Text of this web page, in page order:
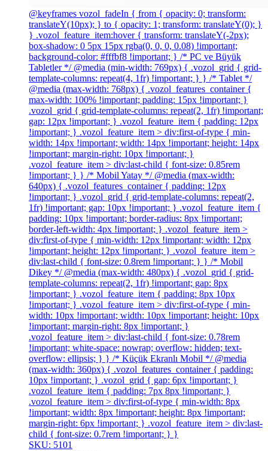
@keyframes vozol_fadeIn { from { opacity: 0; transform:
translateY(10px); } to { opacity: 1; transform: translateY(0); }
} .vozol_feature_item:hover { transform: translateY(-2px);
box-shadow: 0 5px 15px rgba(0, 0, 0, 0.08) !important;
background-color: #fffbf8 !important; } /* PC ve Büyük
Tabletler */ @media (min-width: 769px) { .vozol_grid { grid-
template-columns: repeat(4, 1fr) !important; } } /* Tablet */
@media (max-width: 768px) { .vozol_features_container {
max-width: 100% !important; padding: 15px !important; }
.vozol_grid { grid-template-columns: repeat(2, 1fr) !important;
gap: 12px !important; } .vozol_feature_item { padding: 12px
!important; } .vozol_feature_item > div:first-of-type { min-
width: 14px !important; width: 14px !important; height: 14px
!important; margin-right: 10px !important; }
.vozol_feature_item > div:last-child { font-size: 0.85rem
!important; } } /* Mobil Yatay */ @media (max-width:
640px) { .vozol_features_container { padding: 12px
!important; } .vozol_grid { grid-template-columns: repeat(2,
1fr) !important; gap: 10px !important; } .vozol_feature_item {
padding: 10px !important; border-radius: 8px !important;
border-left-width: 4px !important; } .vozol_feature_item >
div:first-of-type { min-width: 12px !important; width: 12px
!important; height: 12px !important; } .vozol_feature_item >
div:last-child { font-size: 0.8rem !important; } } /* Mobil
Dikey */ @media (max-width: 480px) { .vozol_grid { grid-
template-columns: repeat(2, 1fr) !important; gap: 8px
!important; } .vozol_feature_item { padding: 8px 10px
!important; } .vozol_feature_item > div:first-of-type { min-
width: 10px !important; width: 10px !important; height: 10px
!important; margin-right: 8px !important; }
.vozol_feature_item > div:last-child { font-size: 0.78rem
!important; white-space: nowrap; overflow: hidden; text-
overflow: ellipsis; } } /* Küçük Ekranlı Mobil */ @media
(max-width: 360px) { .vozol_features_container { padding:
10px !important; } .vozol_grid { gap: 6px !important; }
.vozol_feature_item { padding: 7px 8px !important; }
.vozol_feature_item > div:first-of-type { min-width: 8px
!important; width: 8px !important; height: 8px !important;
margin-right: 6px !important; } .vozol_feature_item > div:last-
child { font-size: 0.7rem !important; } }
SKU: 5101